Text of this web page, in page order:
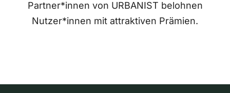
Partner*innen von URBANIST belohnen
Nutzer*innen mit attraktiven Prämien.